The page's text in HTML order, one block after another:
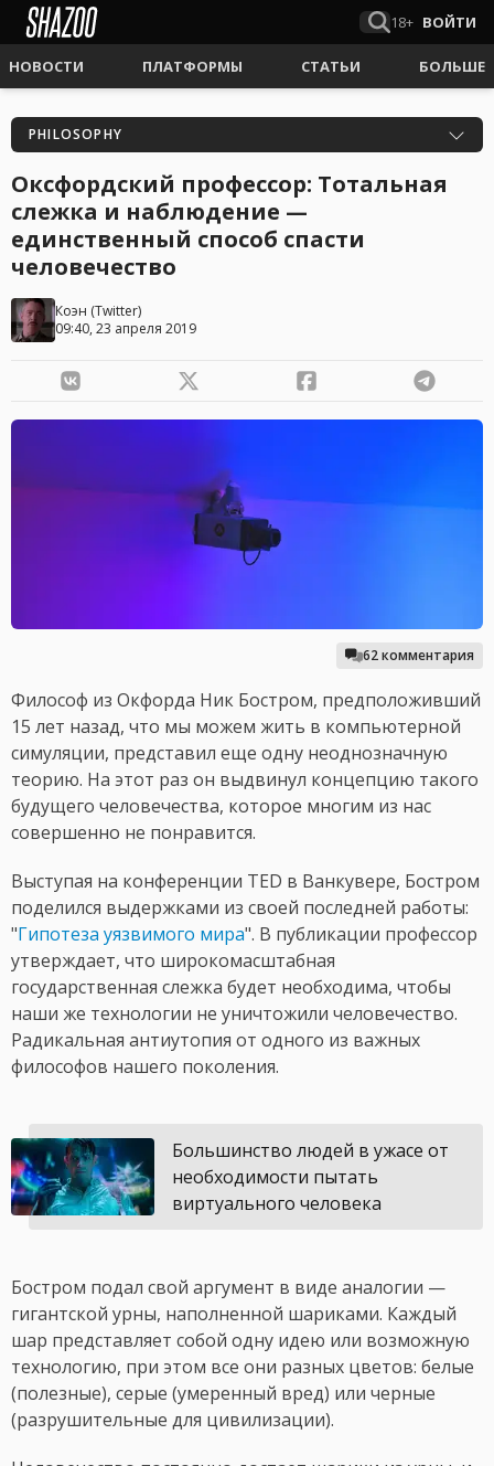
18+ ВОЙТИ
НОВОСТИ ПЛАТФОРМЫ СТАТЬИ БОЛЬШЕ
PHILOSOPHY
Оксфордский профессор: Тотальная
слежка и наблюдение —
единственный способ спасти
человечество
Коэн (Twitter)
09:40, 23 апреля 2019
62 комментария
Философ из Окфорда Ник Бостром, предположивший
15 лет назад, что мы можем жить в компьютерной
симуляции, представил еще одну неоднозначную
теорию. На этот раз он выдвинул концепцию такого
будущего человечества, которое многим из нас
совершенно не понравится.
Выступая на конференции TED в Ванкувере, Бостром
поделился выдержками из своей последней работы:
"Гипотеза уязвимого мира". В публикации профессор
утверждает, что широкомасштабная
государственная слежка будет необходима, чтобы
наши же технологии не уничтожили человечество.
Радикальная антиутопия от одного из важных
философов нашего поколения.
Большинство людей в ужасе от
необходимости пытать
виртуального человека
Бостром подал свой аргумент в виде аналогии —
гигантской урны, наполненной шариками. Каждый
шар представляет собой одну идею или возможную
технологию, при этом все они разных цветов: белые
(полезные), серые (умеренный вред) или черные
(разрушительные для цивилизации).